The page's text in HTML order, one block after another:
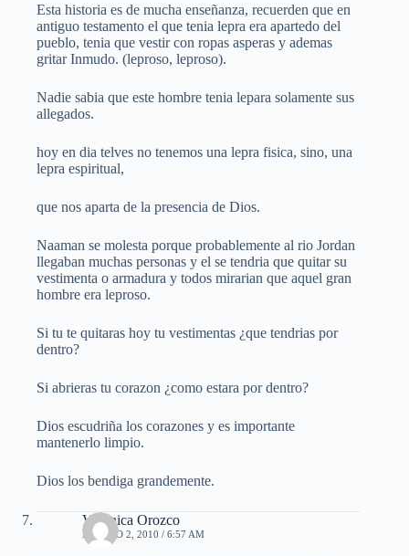
Esta historia es de mucha enseñanza, recuerden que en
antiguo testamento el que tenia lepra era apartedo del
pueblo, tenia que vestir con ropas asperas y ademas
gritar Inmudo. (leproso, leproso).
Nadie sabia que este hombre tenia lepara solamente sus
allegados.
hoy en dia telves no tenemos una lepra fisica, sino, una
lepra espiritual,
que nos aparta de la presencia de Dios.
Naaman se molesta porque probablemente al rio Jordan
llegaban muchas personas y el se tendria que quitar su
vestimenta o armadura y todos mirarian que aquel gran
hombre era leproso.
Si tu te quitaras hoy tu vestimentas ¿que tendrias por
dentro?
Si abrieras tu corazon ¿como estara por dentro?
Dios escudriña los corazones y es importante
mantenerlo limpio.
Dios los bendiga grandemente.
Veronica Orozco
AGOSTO 2, 2010 / 6:57 AM